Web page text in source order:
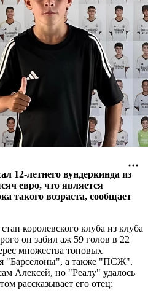
12-летнего вундеркинда из
евро, что является
такого возраста, сообщает
королевского клуба из клуба
он забил аж 59 голов в 22
множества топовых
"Барселоны", а также "ПСЖ".
Алексей, но "Реалу" удалось
рассказывает его отец: